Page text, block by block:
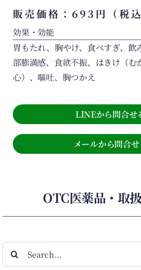
販売価格：693円（税込
効果・効能
胃もたれ、胸やけ、食べすぎ、飲
部膨満感、食欲不振、はきけ（む
心）、嘔吐、胸つかえ
LINEから問合せ
メールから問合せ
OTC医薬品・取
索